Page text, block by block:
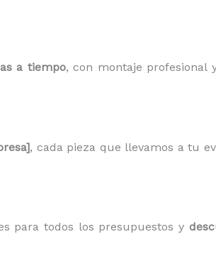
a tiempo, con montaje profesional
, cada pieza que llevamos a tu
para todos los presupuestos y